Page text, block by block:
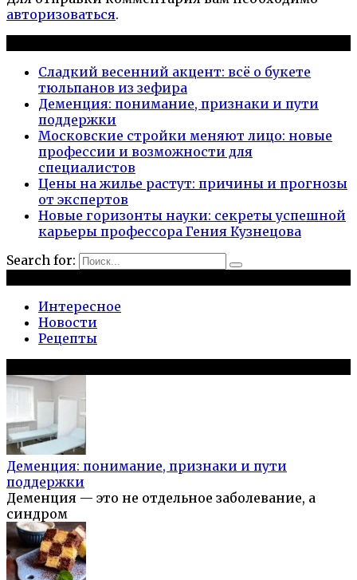
авторизоваться.
Сладкий весенний акцент: всё о букете
тюльпанов из зефира
Деменция: понимание, признаки и пути
поддержки
Московские стройки меняют лицо: новые
профессии и возможности для
специалистов
Цены на жилье растут: причины и прогнозы
от экспертов
Новые горизонты науки: секреты успешной
карьеры профессора Гения Кузнецова
Search for:
Интересное
Новости
Рецепты
Деменция: понимание, признаки и пути
поддержки
Деменция — это не отдельное заболевание, а
синдром